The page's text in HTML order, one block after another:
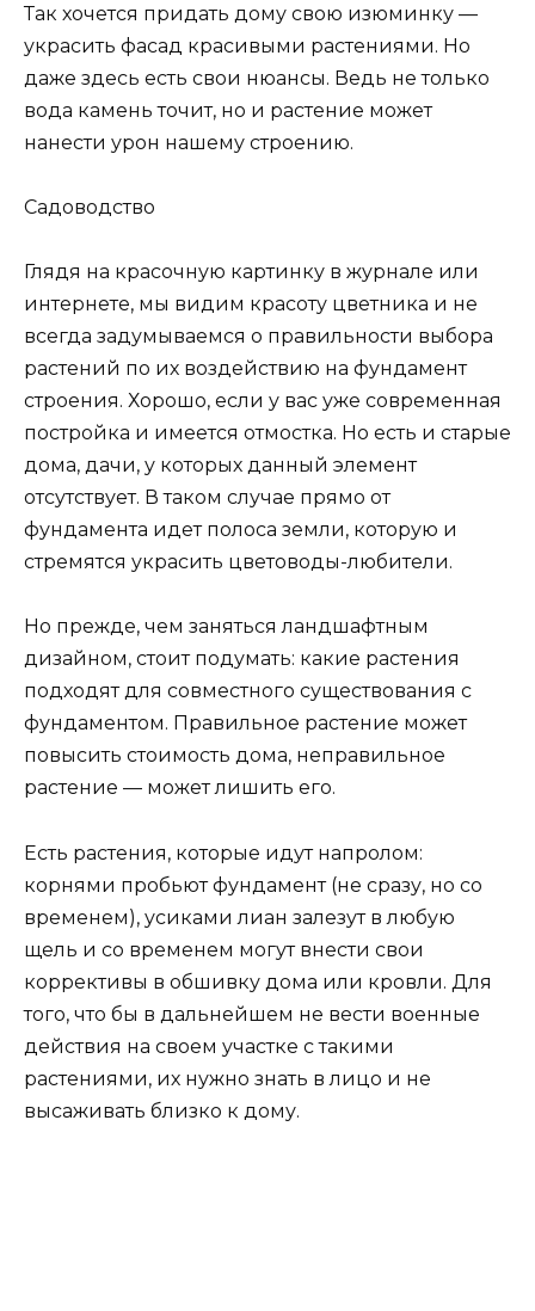
Так хочется придать дому свою изюминку —
украсить фасад красивыми растениями. Но
даже здесь есть свои нюансы. Ведь не только
вода камень точит, но и растение может
нанести урон нашему строению.
Садоводство
Глядя на красочную картинку в журнале или
интернете, мы видим красоту цветника и не
всегда задумываемся о правильности выбора
растений по их воздействию на фундамент
строения. Хорошо, если у вас уже современная
постройка и имеется отмостка. Но есть и старые
дома, дачи, у которых данный элемент
отсутствует. В таком случае прямо от
фундамента идет полоса земли, которую и
стремятся украсить цветоводы-любители.
Но прежде, чем заняться ландшафтным
дизайном, стоит подумать: какие растения
подходят для совместного существования с
фундаментом. Правильное растение может
повысить стоимость дома, неправильное
растение — может лишить его.
Есть растения, которые идут напролом:
корнями пробьют фундамент (не сразу, но со
временем), усиками лиан залезут в любую
щель и со временем могут внести свои
коррективы в обшивку дома или кровли. Для
того, что бы в дальнейшем не вести военные
действия на своем участке с такими
растениями, их нужно знать в лицо и не
высаживать близко к дому.